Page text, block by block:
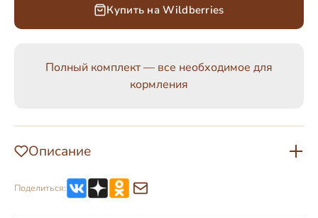
Купить на Wildberries
Полный комплект — все необходимое для
кормления
Описание
Поделиться: